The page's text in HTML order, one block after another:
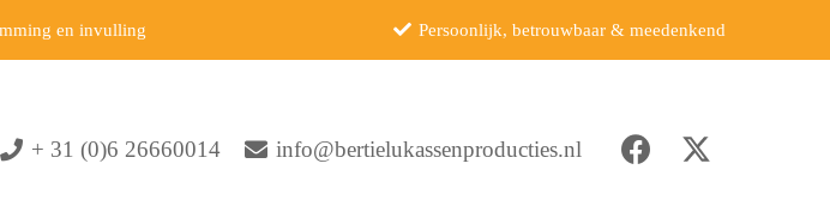
en invulling Persoonlijk, betrouwbaar & meedenkend
+ 31 (0)6 26660014 info@bertielukassenproducties.nl